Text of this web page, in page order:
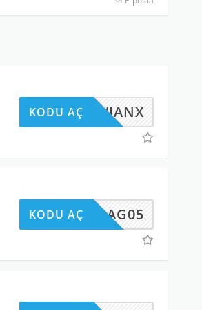
05AVJANX
KODU AÇ
MYPRAG05
KODU AÇ